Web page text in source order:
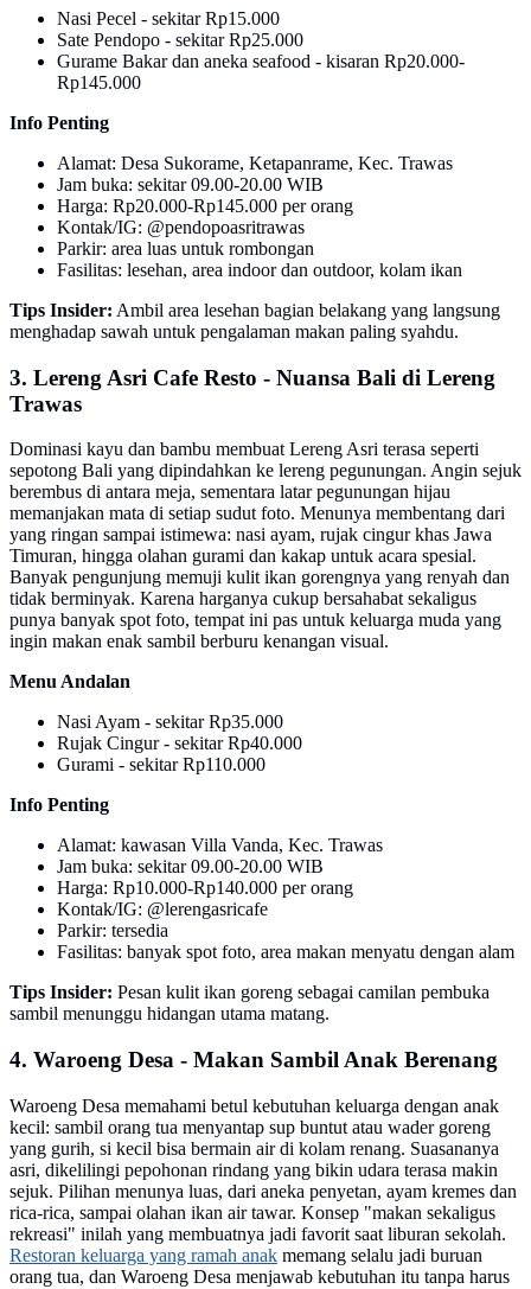
Nasi Pecel - sekitar Rp15.000
Sate Pendopo - sekitar Rp25.000
Gurame Bakar dan aneka seafood - kisaran Rp20.000-
Rp145.000
Info Penting
Alamat: Desa Sukorame, Ketapanrame, Kec. Trawas
Jam buka: sekitar 09.00-20.00 WIB
Harga: Rp20.000-Rp145.000 per orang
Kontak/IG: @pendopoasritrawas
Parkir: area luas untuk rombongan
Fasilitas: lesehan, area indoor dan outdoor, kolam ikan
Tips Insider: Ambil area lesehan bagian belakang yang langsung
menghadap sawah untuk pengalaman makan paling syahdu.
3. Lereng Asri Cafe Resto - Nuansa Bali di Lereng
Trawas
Dominasi kayu dan bambu membuat Lereng Asri terasa seperti
sepotong Bali yang dipindahkan ke lereng pegunungan. Angin sejuk
berembus di antara meja, sementara latar pegunungan hijau
memanjakan mata di setiap sudut foto. Menunya membentang dari
yang ringan sampai istimewa: nasi ayam, rujak cingur khas Jawa
Timuran, hingga olahan gurami dan kakap untuk acara spesial.
Banyak pengunjung memuji kulit ikan gorengnya yang renyah dan
tidak berminyak. Karena harganya cukup bersahabat sekaligus
punya banyak spot foto, tempat ini pas untuk keluarga muda yang
ingin makan enak sambil berburu kenangan visual.
Menu Andalan
Nasi Ayam - sekitar Rp35.000
Rujak Cingur - sekitar Rp40.000
Gurami - sekitar Rp110.000
Info Penting
Alamat: kawasan Villa Vanda, Kec. Trawas
Jam buka: sekitar 09.00-20.00 WIB
Harga: Rp10.000-Rp140.000 per orang
Kontak/IG: @lerengasricafe
Parkir: tersedia
Fasilitas: banyak spot foto, area makan menyatu dengan alam
Tips Insider: Pesan kulit ikan goreng sebagai camilan pembuka
sambil menunggu hidangan utama matang.
4. Waroeng Desa - Makan Sambil Anak Berenang
Waroeng Desa memahami betul kebutuhan keluarga dengan anak
kecil: sambil orang tua menyantap sup buntut atau wader goreng
yang gurih, si kecil bisa bermain air di kolam renang. Suasananya
asri, dikelilingi pepohonan rindang yang bikin udara terasa makin
sejuk. Pilihan menunya luas, dari aneka penyetan, ayam kremes dan
rica-rica, sampai olahan ikan air tawar. Konsep "makan sekaligus
rekreasi" inilah yang membuatnya jadi favorit saat liburan sekolah.
Restoran keluarga yang ramah anak memang selalu jadi buruan
orang tua, dan Waroeng Desa menjawab kebutuhan itu tanpa harus